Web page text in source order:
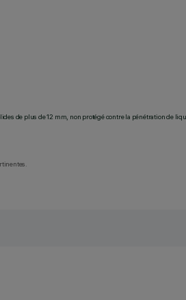
de plus de 12 mm, non protégé contre la pénétration de